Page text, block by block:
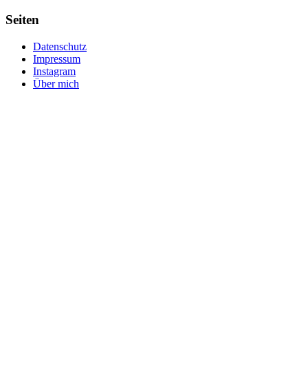
Seiten
Datenschutz
Impressum
Instagram
Über mich